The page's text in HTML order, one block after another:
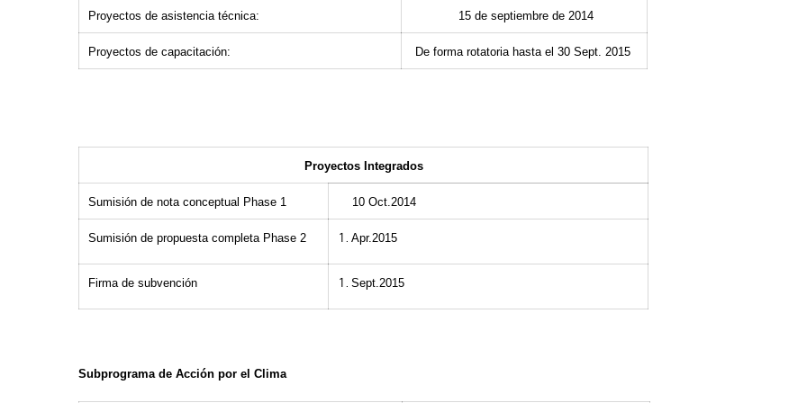
Proyectos de asistencia técnica: 15 de septiembre de 2014
Proyectos de capacitación: De forma rotatoria hasta el 30 Sept. 2015
Proyectos Integrados
Sumisión de nota conceptual Phase 1 10 Oct.2014
Sumisión de propuesta completa Phase 2 Apr.2015
Firma de subvención Sept.2015
Subprograma de Acción por el Clima